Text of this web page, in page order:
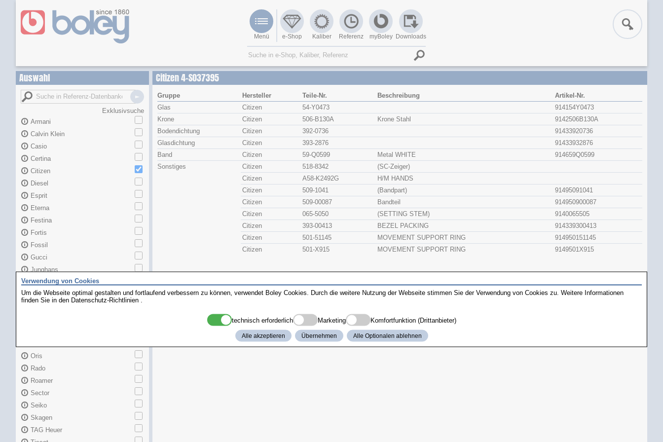
Menü e-Shop Kaliber Referenz myBoley Downloads
Auswahl
Exklusivsuche
Armani
Calvin Klein
Casio
Certina
Citizen
Diesel
Esprit
Eterna
Festina
Fortis
Fossil
Gucci
Junghans
Longines
Maurice Lacroix
Oris
Rado
Roamer
Sector
Seiko
Skagen
TAG Heuer
Citizen 4-S037395
Gruppe Hersteller Teile-Nr. Beschreibung
Artikel-Nr.
Glas
Citizen 54-Y0473
914154Y0473
Krone
Citizen 506-B130A Krone Stahl
9142506B130A
Bodendichtung
Citizen 392-0736
91433920736
Glasdichtung
Citizen 393-2876
91433932876
Band
Citizen 59-Q0599 Metal WHITE
914659Q0599
Sonstiges
Citizen 518-8342
(SC-Zeiger)
Citizen
A58-K2492G
H/M HANDS
Citizen
509-1041 (Bandpart)
91495091041
Citizen
509-00087 Bandteil
914950900087
Citizen
065-5050 (SETTING STEM)
9140065505
Citizen
393-00413 BEZEL PACKING
914339300413
Citizen
501-51145 MOVEMENT SUPPORT RING
914950151145
Citizen
501-X915 MOVEMENT SUPPORT RING 9149501X915
Verwendung von Cookies
Um die Webseite optimal gestalten und fortlaufend verbessern zu können, verwendet Boley Cookies. Durch die weitere Nutzung der Webseite stimmen Sie der Verwendung von Cookies zu. Weitere Informationen
finden Sie in den Datenschutz-Richtlinien
technisch erforderlich Marketing Komfortfunktion (Drittanbieter)
Alle akzeptieren Übernehmen Alle Optionalen ablehnen